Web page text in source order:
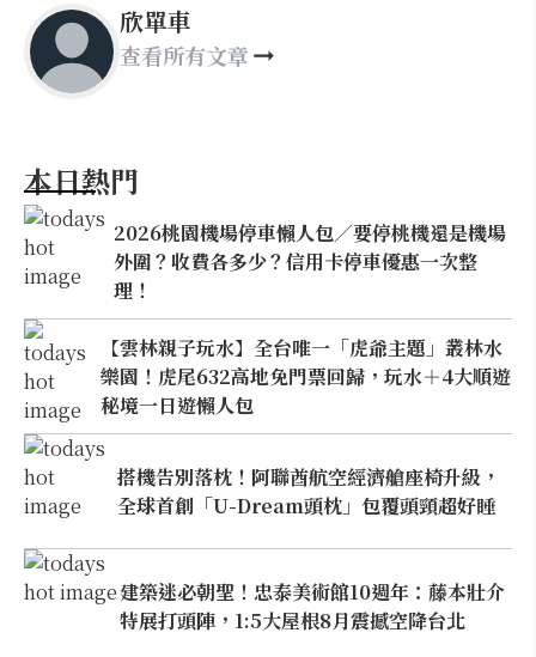
欣單車
查看所有文章
本日熱門
2026桃園機場停車懶人包／要停桃機還是機場
外圍？收費各多少？信用卡停車優惠一次整
理！
【雲林親子玩水】全台唯一「虎爺主題」叢林水
樂園！虎尾632高地免門票回歸，玩水＋4大順遊
秘境一日遊懶人包
搭機告別落枕！阿聯酋航空經濟艙座椅升級，
全球首創「U-Dream頭枕」包覆頭頸超好睡
建築迷必朝聖！忠泰美術館10週年：藤本壯介
特展打頭陣，1:5大屋根8月震撼空降台北